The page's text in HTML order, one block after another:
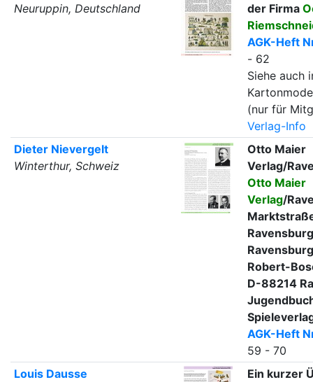
Neuruppin, Deutschland
der Firma
AGK-Heft
- 62
Siehe auch
(nur für
Verlag-Info
Dieter Nievergelt
Winterthur, Schweiz
Otto Maier
Verlag/
Otto Maier
Verlag/
Robert-
D-88214
AGK-Heft
59 - 70
Louis Dausse
Ein kurzer